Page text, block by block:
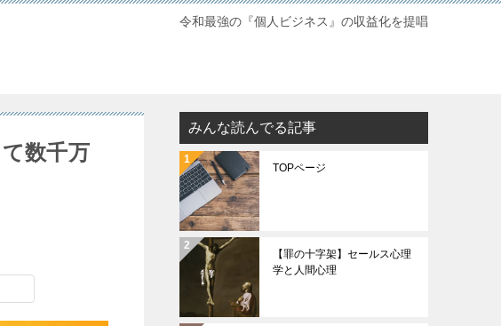
令和最強の『個人ビジネス』の収益化を提唱
数千万
みんな読んでる記事
TOPページ
【罪の十字架】セールス心理
学と人間心理